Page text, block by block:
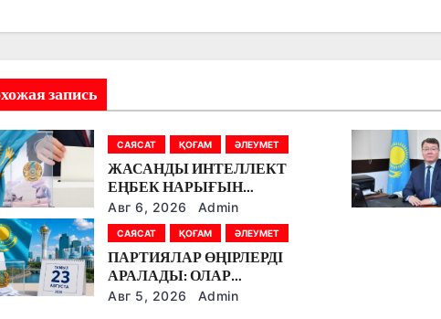
запись
САЯСАТ ҚОҒАМ ӘЛЕУМЕТ
ЖАСАНДЫ ИНТЕЛЛЕКТ
ЕҢБЕК НАРЫҒЫН
ӨЗГЕРТУДЕ: ПАРТИЯЛАР
БІЛІМ БЕРУ МЕН БОЛАШАҚ
МАМАНДЫҚТАРДЫ
ТАЛҚЫЛАДЫ
Авг 6, 2026 Admin
САЯСАТ ҚОҒАМ ӘЛЕУМЕТ
ПАРТИЯЛАР ӨҢІРЛЕРДІ
АРАЛАДЫ: ОЛАР
ДӘРІГЕРЛЕРМЕН,
Авг 5, 2026 Admin